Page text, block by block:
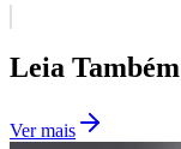
Leia Também
Ver mais